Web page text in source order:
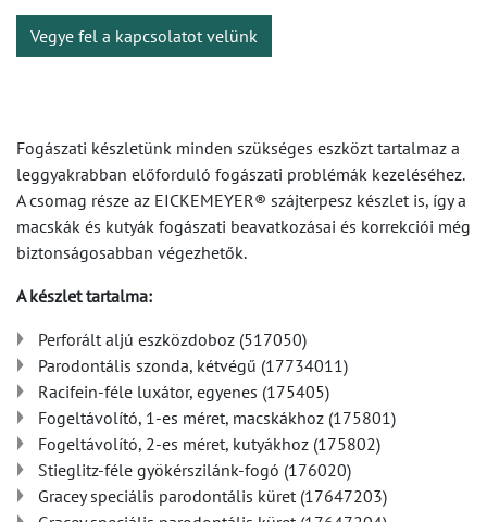
Vegye fel a kapcsolatot velünk
Fogászati készletünk minden szükséges eszközt tartalmaz a
leggyakrabban előforduló fogászati problémák kezeléséhez.
A csomag része az EICKEMEYER® szájterpesz készlet is, így a
macskák és kutyák fogászati beavatkozásai és korrekciói még
biztonságosabban végezhetők.
A készlet tartalma:
Perforált aljú eszközdoboz (517050)
Parodontális szonda, kétvégű (17734011)
Racifein-féle luxátor, egyenes (175405)
Fogeltávolító, 1-es méret, macskákhoz (175801)
Fogeltávolító, 2-es méret, kutyákhoz (175802)
Stieglitz-féle gyökérszilánk-fogó (176020)
Gracey speciális parodontális küret (17647203)